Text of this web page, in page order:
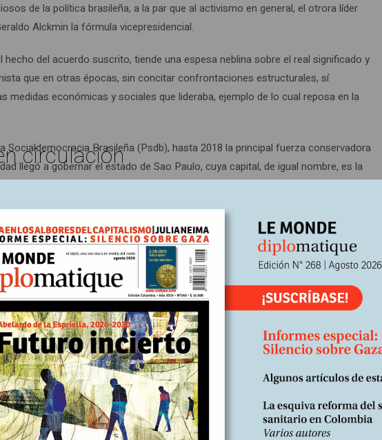
de la política brasileña, a la par que al activismo en general, el otrora líder
Alckmin la fórmula vicepresidencial.
del acuerdo suscrito, tiende una espesa neblina sobre el real significado y
que en otras épocas, sin concitar confrontaciones estructurales, sí
medidas económicas y sociales que lideraba, ejemplo de lo cual reposa en la
Socialdemocracia Brasileña (Psdb), hasta 2018 la principal fuerza conservadora
llegó a gobernar el estado de Sao Paulo, cuya capital, de igual nombre, es la
y el de los Trabajadores de Lula destelló por décadas una intensa lucha en
luego de la dictadura superada en 1985, y de la destitución de Color de
en cuyo proceso el Psdb fue factor clave para la imposición y el desarrollo en su
Cardoso, quien venció a Lula en las elecciones presidenciales de 1994,
el 2018 la disputa entre ambos partidos fue la nota predominante que copó la
y elección como presidente de Bolsonaro, liderazgo que logró rearticular a
(2006) y su partido lideró el golpe contra Dilma Rousseff (2016), al tiempo que
judicial que llevó y mantuvo en la cárcel a Lula a lo largo de 19 meses y tres
y con cuya formación política (el Partido del Movimiento Democrático
circulación